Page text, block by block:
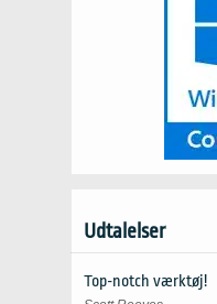
Udtalelser
Top-notch værktøj!